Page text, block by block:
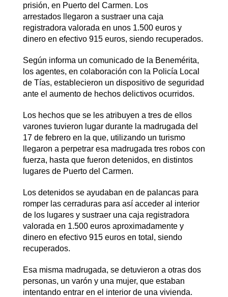
prisión, en Puerto del Carmen. Los
arrestados llegaron a sustraer una caja
registradora valorada en unos 1.500 euros y
dinero en efectivo 915 euros, siendo recuperados.
Según informa un comunicado de la Benemérita,
los agentes, en colaboración con la Policía Local
de Tías, establecieron un dispositivo de seguridad
ante el aumento de hechos delictivos ocurridos.
Los hechos que se les atribuyen a tres de ellos
varones tuvieron lugar durante la madrugada del
17 de febrero en la que, utilizando un turismo
llegaron a perpetrar esa madrugada tres robos con
fuerza, hasta que fueron detenidos, en distintos
lugares de Puerto del Carmen.
Los detenidos se ayudaban en de palancas para
romper las cerraduras para así acceder al interior
de los lugares y sustraer una caja registradora
valorada en 1.500 euros aproximadamente y
dinero en efectivo 915 euros en total, siendo
recuperados.
Esa misma madrugada, se detuvieron a otras dos
personas, un varón y una mujer, que estaban
intentando entrar en el interior de una vivienda.